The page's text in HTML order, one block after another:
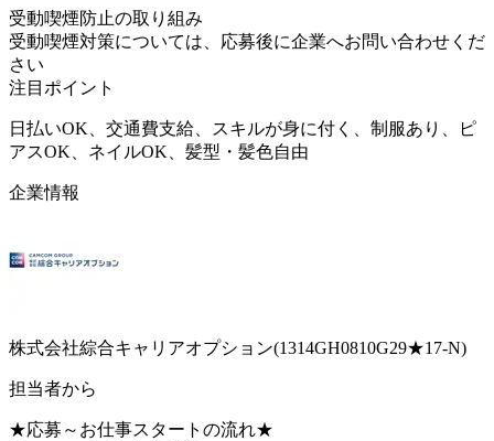
受動喫煙防止の取り組み
受動喫煙対策については、応募後に企業へお問い合わせくだ
さい
注目ポイント
日払いOK、交通費支給、スキルが身に付く、制服あり、ピ
アスOK、ネイルOK、髪型・髪色自由
企業情報
株式会社綜合キャリアオプション(1314GH0810G29★17-N)
担当者から
★応募～お仕事スタートの流れ★